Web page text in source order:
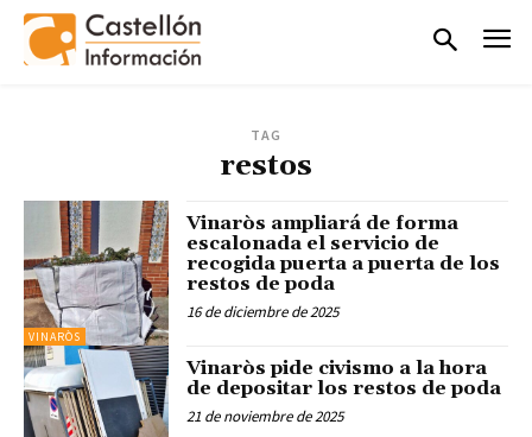
TAG
restos
VINARÒS
Vinaròs ampliará de forma
escalonada el servicio de
recogida puerta a puerta de los
restos de poda
16 de diciembre de 2025
Vinaròs pide civismo a la hora
de depositar los restos de poda
21 de noviembre de 2025